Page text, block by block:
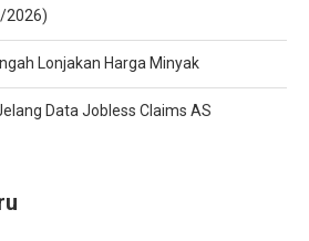
2026)
Lonjakan Harga Minyak
Data Jobless Claims AS